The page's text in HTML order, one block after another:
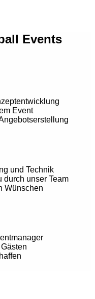
Events
Event
und Technik
durch unser Team
Wünschen